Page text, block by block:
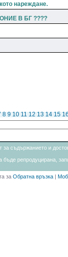
нареждане.
В БГ ????
8 9 10 11 12 13 14 15
съдържанието и
репродуцирана,
за Обратна връзка |